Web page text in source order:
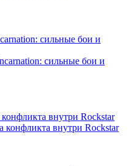
сильные бои и
сильные бои и
внутри Rockstar
конфликта внутри Rockstar